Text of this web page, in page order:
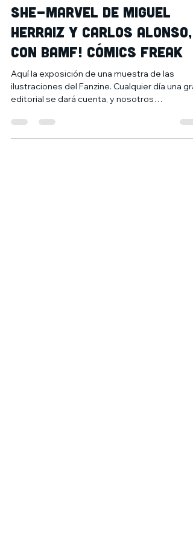
Presentación del
She-Marvel de Miguel
Herraiz y Carlos Alonso,
con Bamf! Cómics Freak
Aquí la exposición de una muestra de las
editorial se dará cuenta, y nosotros
tendremos...